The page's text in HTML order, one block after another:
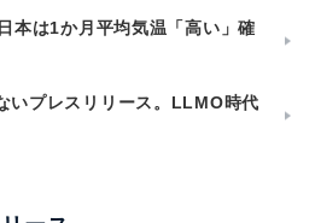
本は1か月平均気温「高い」確
いプレスリリース。LLMO時代